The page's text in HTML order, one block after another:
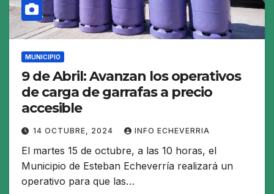
MUNICIPIO
9 de Abril: Avanzan los operativos
de carga de garrafas a precio
accesible
14 OCTUBRE, 2024 INFO ECHEVERRIA
El martes 15 de octubre, a las 10 horas, el
Municipio de Esteban Echeverría realizará un
operativo para que las…